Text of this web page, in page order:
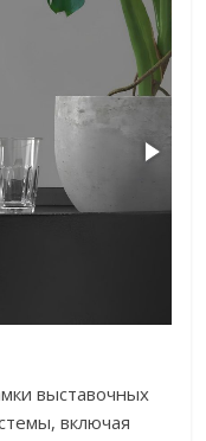
выставочных
включая